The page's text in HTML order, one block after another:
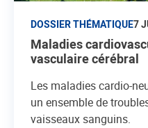
DOSSIER THÉMATIQUE7
Maladies
vasculaire cérébral
Les maladies cardio-
un ensemble de
vaisseaux sanguins.